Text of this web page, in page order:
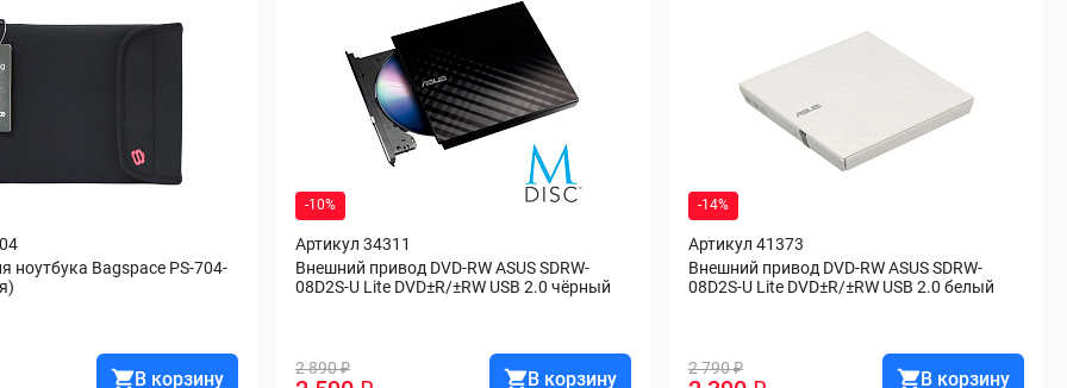
ноутбука Bagspace PS-704-
В корзину
-10%
Артикул 34311
Внешний привод DVD-RW ASUS SDRW-
08D2S-U Lite DVD±R/±RW USB 2.0 чёрный
2 890 ₽
В корзину
-14%
Артикул 41373
Внешний привод DVD-RW ASUS SDRW-
08D2S-U Lite DVD±R/±RW USB 2.0 белый
2 790 ₽
В корзину